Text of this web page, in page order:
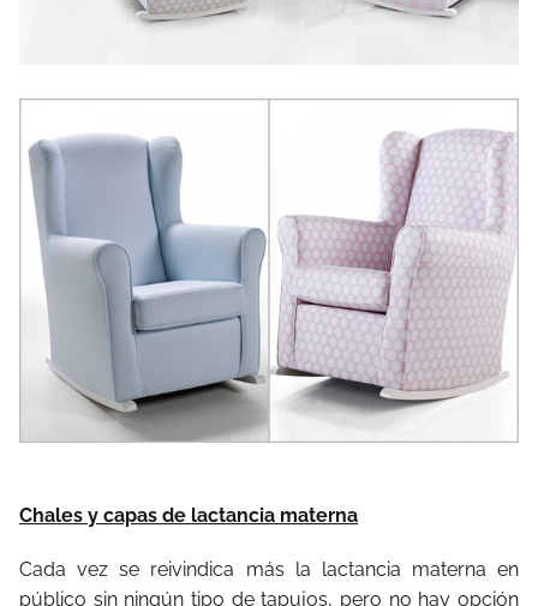
Chales y capas de lactancia materna
Cada vez se reivindica más la lactancia materna en
público sin ningún tipo de tapujos, pero no hay opción